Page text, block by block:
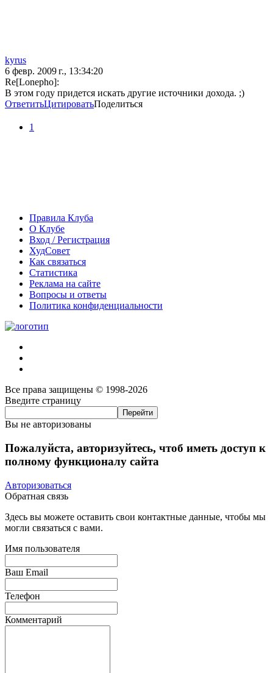
kyrus
6 февр. 2009 г., 13:34:20
Re[Lonepho]:
В этом году придется искать другие источники дохода. ;)
ОтветитьЦитироватьПоделиться
1
Правила Клуба
О Клубе
Вход / Регистрация
ХудСовет
Как связаться
Статистика
Реклама на сайте
Вопросы и ответы
Политика конфиденциальности
Все права защищены © 1998-2026
Введите страницу
Вы не авторизованы
Пожалуйста, авторизуйтесь, чтоб иметь доступ к
полному функционалу сайта
Авторизоваться
Обратная связь
Здесь вы можете оставить свои контактные данные, чтобы мы
могли связаться с вами.
Имя пользователя
Ваш Email
Телефон
Комментарий